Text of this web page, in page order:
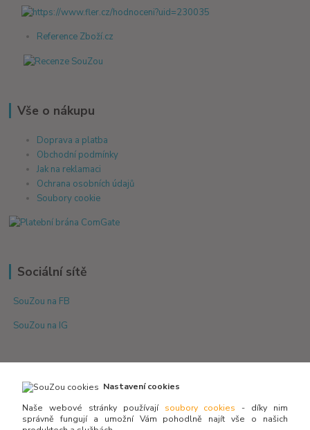
Reference Zboží.cz
Vše o nákupu
Doprava a platba
Obchodní podmínky
Jak na reklamaci
Ochrana osobních údajů
Soubory cookie
Sociální sítě
SouZou na FB
SouZou na IG
Nastavení cookies
Naše webové stránky používají soubory cookies - díky nim
správně fungují a umožní Vám pohodlně najít vše o našich